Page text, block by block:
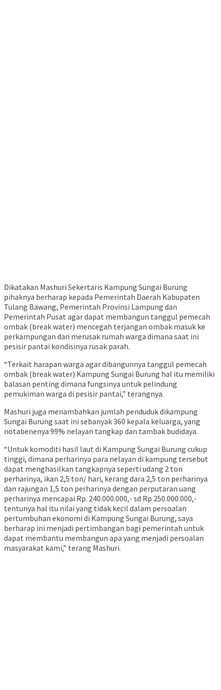
Dikatakan Mashuri Sekertaris Kampung Sungai Burung
pihaknya berharap kepada Pemerintah Daerah Kabupaten
Tulang Bawang, Pemerintah Provinsi Lampung dan
Pemerintah Pusat agar dapat membangun tanggul pemecah
ombak (break water) mencegah terjangan ombak masuk ke
perkampungan dan merusak rumah warga dimana saat ini
pesisir pantai kondisinya rusak parah.
“Terkait harapan warga agar dibangunnya tanggul pemecah
ombak (break water) Kampung Sungai Burung hal itu memiliki
balasan penting dimana fungsinya untuk pelindung
pemukiman warga di pesisir pantai,” terangnya.
Mashuri juga menambahkan jumlah penduduk dikampung
Sungai Burung saat ini sebanyak 360 kepala keluarga, yang
notabenenya 99% nelayan tangkap dan tambak budidaya.
“Untuk komoditi hasil laut di Kampung Sungai Burung cukup
tinggi, dimana perharinya para nelayan di kampung tersebut
dapat menghasilkan tangkapnya seperti udang 2 ton
perharinya, ikan 2,5 ton/ hari, kerang dara 2,5 ton perharinya
dan rajungan 1,5 ton perharinya dengan perputaran uang
perharinya mencapai Rp. 240.000.000,- sd Rp 250.000.000,-
tentunya hal itu nilai yang tidak kecil dalam persoalan
pertumbuhan ekonomi di Kampung Sungai Burung, saya
berharap ini menjadi pertimbangan bagi pemerintah untuk
dapat membantu membangun apa yang menjadi persoalan
masyarakat kami,” terang Mashuri.